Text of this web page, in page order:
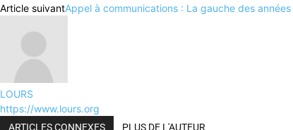
Article suivantAppel à communications : La gauche des
LOURS
https://www.lours.org
ARTICLES CONNEXES PLUS DE L'AUTEUR